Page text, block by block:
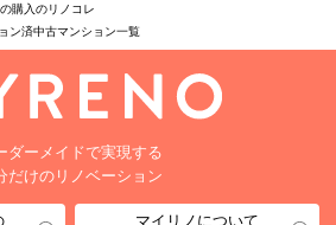
購入のリノコレ
ン済中古マンション一覧
ダーメイドで実現する
だけのリノベーション
マイリノについて